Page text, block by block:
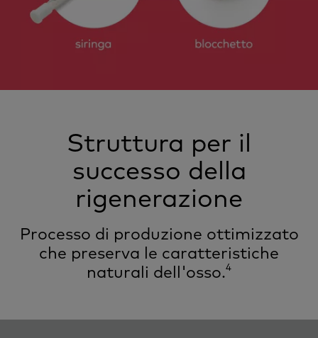
Struttura per il
successo della
rigenerazione
Processo di produzione ottimizzato
che preserva le caratteristiche
naturali dell'osso.4